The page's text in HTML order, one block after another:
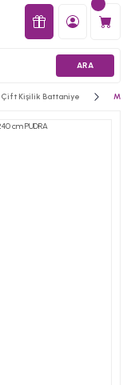
ARA
Çift Kişilik Battaniye